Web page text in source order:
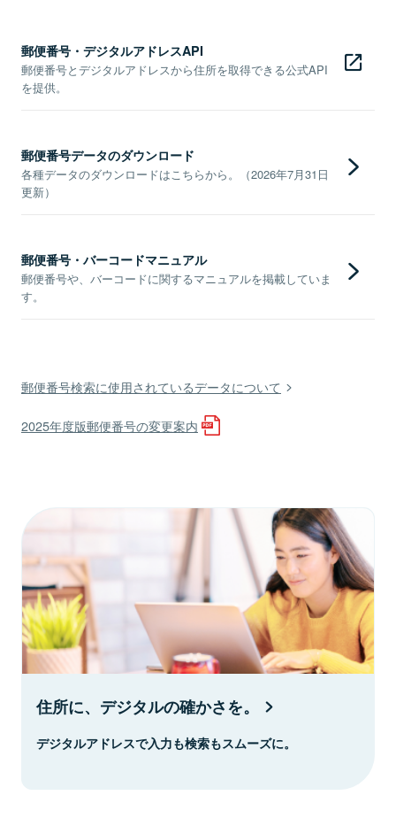
郵便番号・デジタルアドレスAPI
郵便番号とデジタルアドレスから住所を取得できる公式API
を提供。
郵便番号データのダウンロード
各種データのダウンロードはこちらから。（2026年7月31日
更新）
郵便番号・バーコードマニュアル
郵便番号や、バーコードに関するマニュアルを掲載していま
す。
郵便番号検索に使用されているデータについて
2025年度版郵便番号の変更案内
住所に、デジタルの確かさを。
デジタルアドレスで入力も検索もスムーズに。